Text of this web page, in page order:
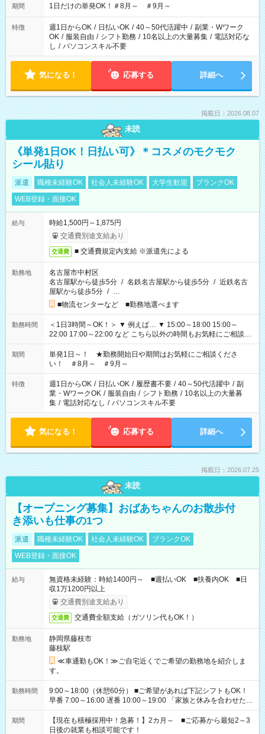
期間 1日だけの単発OK！＃8月～ ＃9月～
特徴 週1日からOK / 日払いOK / 40～50代活躍中 / 副業・Wワーク
OK / 服装自由 / シフト勤務 / 10名以上の大量募集 / 電話対応な
し / パソコンスキル不要
気になる！ 応募する 詳細へ
掲載日：2026.08.07
未読
《単発1日OK！日払い可》＊コスメのモクモク
シール貼り
派遣 職種未経験OK 社会人未経験OK 大学生歓迎
ブランクOK
WEB登録・面接OK
給与
時給1,500円～1,875円
交通費別途支給あり
交通費 ■ 交通費規定内支給 ※派遣先による
勤務地
名古屋市中村区
名古屋駅から徒歩5分 / 名鉄名古屋駅から徒歩5分 / 近鉄名古
屋駅から徒歩5分 / …
■物流センターなど ■勤務地選べます
勤務時間
＜1日3時間～OK！＞ ▼ 例えば… ▼ 15:00～18:00 15:00～
22:00 17:00～22:00 など こちら以外の時間もお気軽にご相談く
ださい！
期間
単発1日～！ ★勤務開始日や期間はお気軽にご相談くださ
い！ ＃8月～ ＃9月～
特徴 週1日からOK / 日払いOK / 履歴書不要 / 40～50代活躍中 / 副
業・WワークOK / 服装自由 / シフト勤務 / 10名以上の大量募
集 / 電話対応なし / パソコンスキル不要
気になる！ 応募する 詳細へ
掲載日：2026.07.25
未読
【オープニング募集】おばあちゃんのお散歩付
き添いも仕事の1つ
派遣 職種未経験OK 社会人未経験OK
ブランクOK
WEB登録・面接OK
給与
無資格未経験：時給1400円～ ■週払いOK ■扶養内OK ■日
収1万1200円以上
交通費別途支給あり
交通費 交通費全額支給（ガソリン代もOK！）
勤務地
静岡県藤枝市
藤枝駅
≪車通勤もOK！≫ご自宅近くでご希望の勤務地を紹介しま
す。
勤務時間
9:00～18:00（休憩60分） ■ご希望があれば下記シフトもOK！
早番 7:00～16:00 遅番 10:00～19:00 「家族と休みを合わせた
い」 「余裕を持って夕飯の準備がしたい」 「できれば残業はし
たくない」 など、ご希望を教えてくださいね。 ※Wワーク希望
の方へ 今ご覧のお仕事で希望する勤務時間と、もう1つのお仕事
期間
【現在も積極採用中！急募！】2カ月～ ■ご応募から最短2～3
日後の就業も相談可能です！